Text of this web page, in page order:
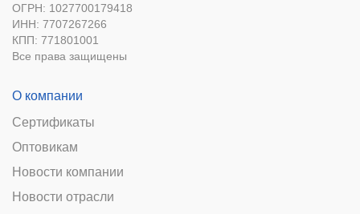
ОГРН: 1027700179418
ИНН: 7707267266
КПП: 771801001
Все права защищены
О компании
Сертификаты
Оптовикам
Новости компании
Новости отрасли